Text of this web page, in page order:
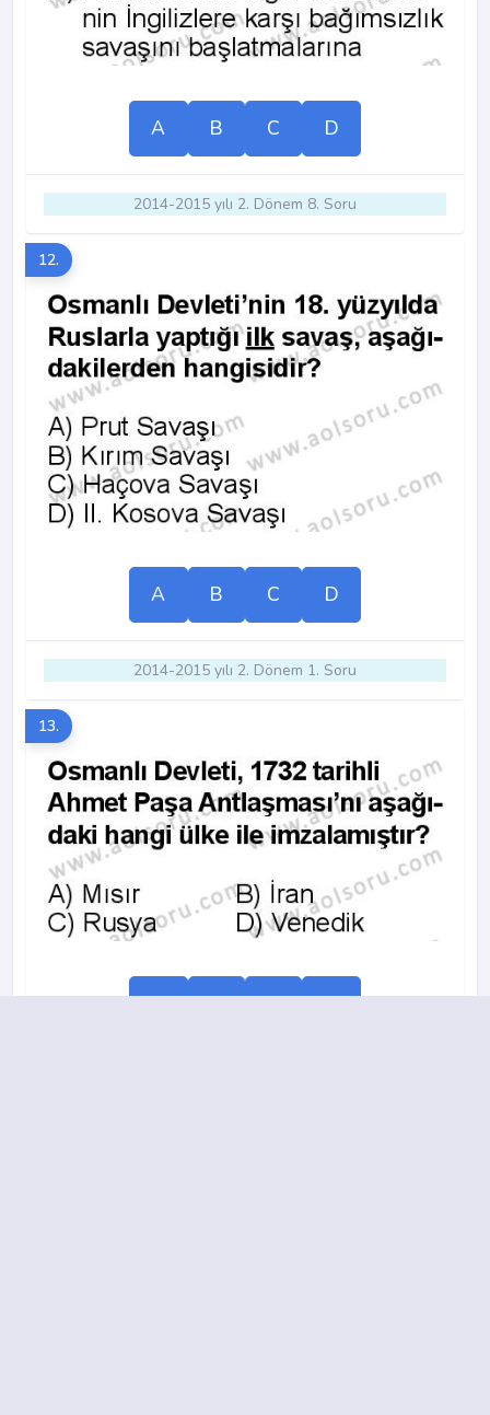
A B C D
2014-2015 yılı 2. Dönem 8. Soru
12.
A B C D
2014-2015 yılı 2. Dönem 1. Soru
13.
A B C D